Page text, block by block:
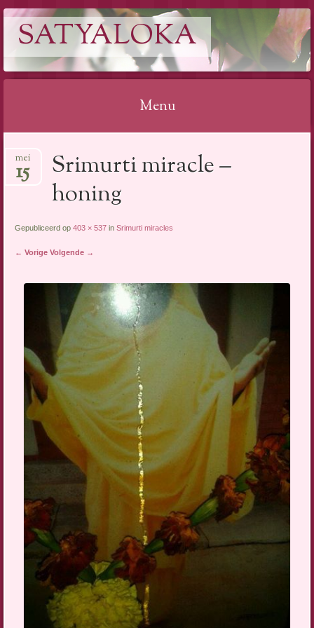
SATYALOKA
Menu
naar
inhoud
Srimurti miracle –
honing
mei
15
Gepubliceerd op403 × 537 inSrimurti miracles
← Vorige Volgende →